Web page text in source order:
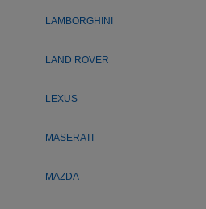
LAMBORGHINI
LAND ROVER
LEXUS
MASERATI
MAZDA